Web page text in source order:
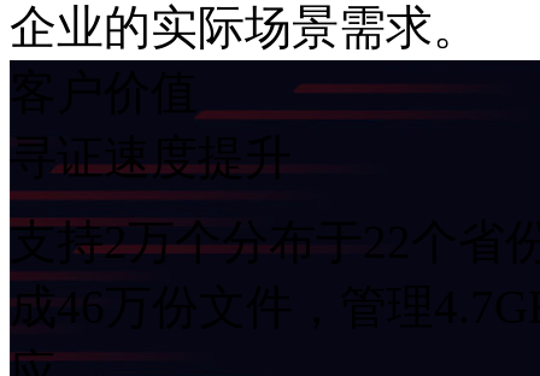
企业的实际场景需求。
寻证速度提升
支持2万个分布于22个省
成46万份文件，管理